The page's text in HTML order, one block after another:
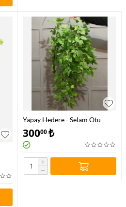
Yapay Hedere - Selam Otu
Sarkan Sarmaşık
30000₺
+
−